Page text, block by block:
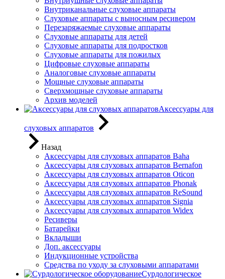
Внутриканальные слуховые аппараты
Слуховые аппараты с выносным ресивером
Перезаряжаемые слуховые аппараты
Слуховые аппараты для детей
Слуховые аппараты для подростков
Слуховые аппараты для пожилых
Цифровые слуховые аппараты
Аналоговые слуховые аппараты
Мощные слуховые аппараты
Сверхмощные слуховые аппараты
Архив моделей
Аксессуары для
слуховых аппаратов
Назад
Аксессуары для слуховых аппаратов Baha
Аксессуары для слуховых аппаратов Bernafon
Аксессуары для слуховых аппаратов Oticon
Аксессуары для слуховых аппаратов Phonak
Аксессуары для слуховых аппаратов ReSound
Аксессуары для слуховых аппаратов Signia
Аксессуары для слуховых аппаратов Widex
Ресиверы
Батарейки
Вкладыши
Доп. аксессуары
Индукционные устройства
Средства по уходу за слуховыми аппаратами
Сурдологическое